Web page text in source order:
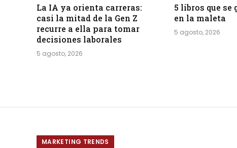
La IA ya orienta carreras:
casi la mitad de la Gen Z
recurre a ella para tomar
decisiones laborales
5 agosto, 2026
5 libros que se
en la maleta
5 agosto, 2026
MARKETING TRENDS